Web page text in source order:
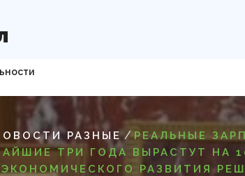
РАЗНЫЕ/РЕАЛЬНЫЕ
ТРИ ГОДА ВЫРАСТУТ НА
ЭКОНОМИЧЕСКОГО РАЗВИТИЯ